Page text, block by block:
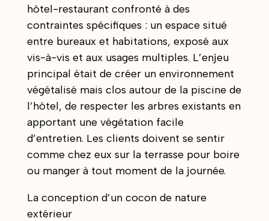
hôtel-restaurant confronté à des
contraintes spécifiques : un espace situé
entre bureaux et habitations, exposé aux
vis-à-vis et aux usages multiples. L’enjeu
principal était de créer un environnement
végétalisé mais clos autour de la piscine de
l’hôtel, de respecter les arbres existants en
apportant une végétation facile
d’entretien. Les clients doivent se sentir
comme chez eux sur la terrasse pour boire
ou manger à tout moment de la journée.
La conception d’un cocon de nature
extérieur